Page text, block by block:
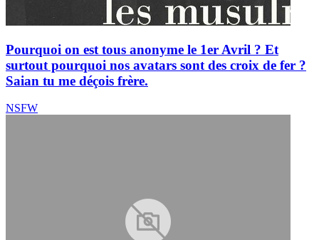
Pourquoi on est tous anonyme le 1er Avril ? Et
surtout pourquoi nos avatars sont des croix de fer ?
Saian tu me déçois frère.
NSFW